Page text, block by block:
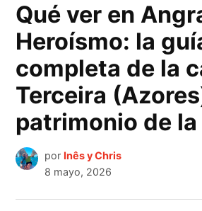
Qué ver en
Heroísmo: la
completa de la
Terceira
patrimonio de
por Inês y Chris
8 mayo, 2026